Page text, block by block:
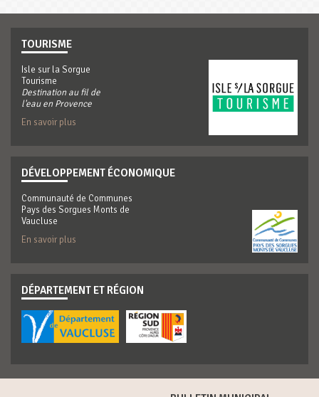
TOURISME
Isle sur la Sorgue
Tourisme
Destination au fil de
l'eau en Provence
En savoir plus
DÉVELOPPEMENT ÉCONOMIQUE
Communauté de Communes
Pays des Sorgues Monts de
Vaucluse
En savoir plus
DÉPARTEMENT ET RÉGION